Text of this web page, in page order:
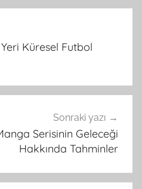
Küresel Futbol
Sonraki yazı
Serisinin Geleceği
Hakkında Tahminler